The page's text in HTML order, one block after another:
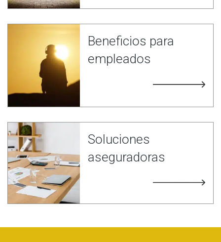
Beneficios para
empleados
Soluciones
aseguradoras